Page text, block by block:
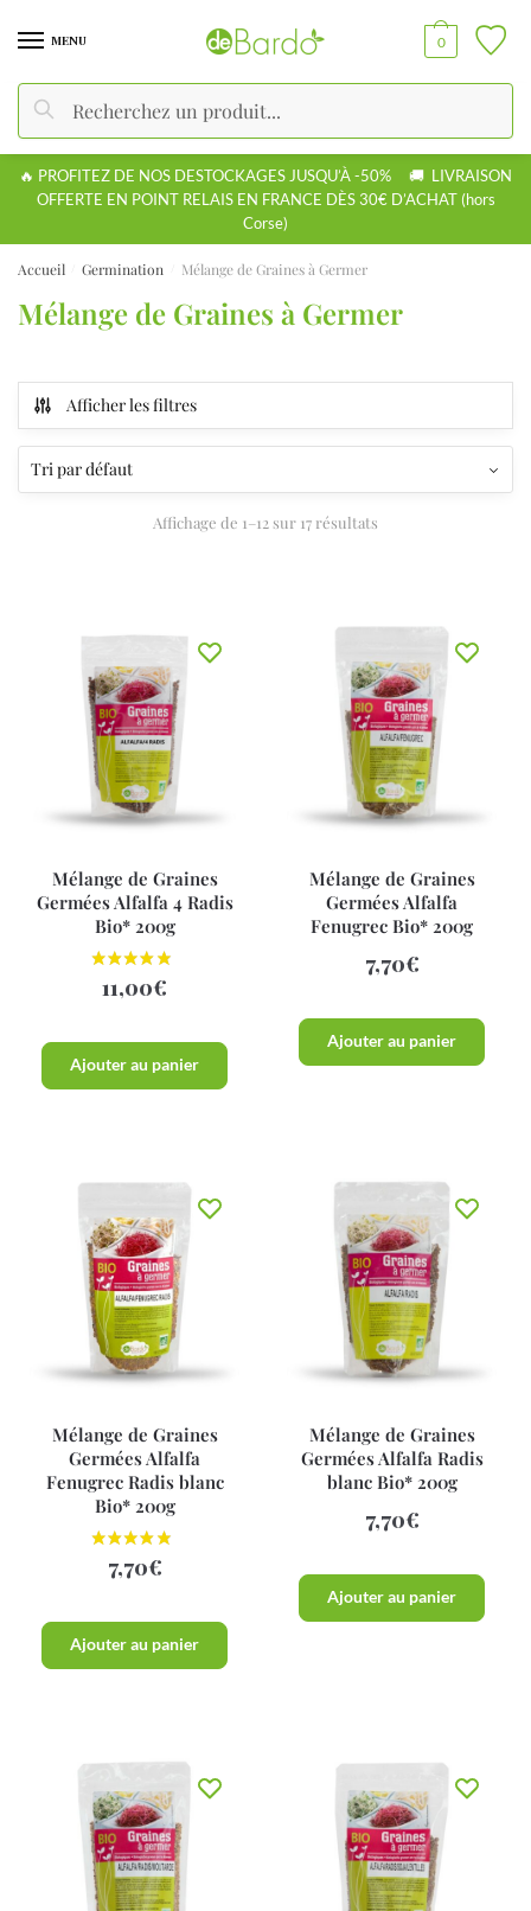
MENU
Recherche
0
🔥 PROFITEZ DE NOS DESTOCKAGES JUSQU’À -50% 🚚 LIVRAISON
OFFERTE EN POINT RELAIS EN FRANCE DÈS 30€ D’ACHAT (hors
Corse)
Accueil Germination Mélange de Graines à Germer
Mélange de Graines à Germer
Afficher les filtres
Affichage de 1–12 sur 17 résultats
Mélange de Graines
Germées Alfalfa 4 Radis
Bio* 200g
11,00€
Ajouter au panier
Mélange de Graines
Germées Alfalfa
Fenugrec Bio* 200g
7,70€
Ajouter au panier
Mélange de Graines
Germées Alfalfa
Fenugrec Radis blanc
Bio* 200g
7,70€
Ajouter au panier
Mélange de Graines
Germées Alfalfa Radis
blanc Bio* 200g
7,70€
Ajouter au panier